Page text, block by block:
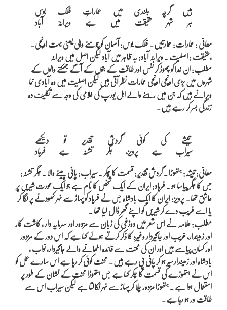
ہیں گرچہ بلندی میں عماراتِ فلک بوس
معانی : عمارات: عمارتیں ۔ فلک بوس: آسمان کو چومنے والی یعنی بہت اونچی ۔
حقیقت : اصلیت ۔ ویرانہ آباد: بہ ظاہر میں آباد لیکن اصل میں ویرانہ،
مطلب: ان خدا کو چھوڑ کر نفس اور طاقت کے بتوں کے آگے جھکنے والوں کے
شہروں میں بڑی اونچی اونچی عمارات نظر آتی ہیں لیکن اصلیت میں وہ آبادی نما
ویرانے ہیں کہ جن میں رہنے والے اہل یورپ کی غلامی کی وجہ سے تکلیف دہ
زندگی بسر کر رہے ہیں ۔
تیشے کی کوئی گردشِ تقدیر تو دیکھے
سیراب ہے پرویز، جگر تشنہ ہے فرہاد
معانی: تیشہ: ہتھوڑا ۔ گردش تقدیر: قسمت کا چکر ۔ سیراب: پانی پینے والا ۔ جگر تشنہ:
جس کا جگر پیاسا ہو ۔ فرہاد: ایران کے ایک شخص کا نام ہے جو ایک عورت شیریں پر
عاشق تھا ۔ پرویز: ایران کا ایک بادشاہ جس نے فرہاد کو پہاڑ سے نہر کھودنے پر لگا کر
یا اسے فریب دے کر شیریں کو اپنے گھر ڈال لیا تھا ۔
مطلب: علامہ نے اس شعر میں دوزخی کی زبان سے مزدور اور سرمایہ دار ، کاشت کار
اور زمیندار، غریب اور جاگیردار وغیرہ کا ذکر کرتے ہوئے کہا ہے کہ اس دور کے مزدور
اور کسان پیاسے ہیں اور ان کی محنت سے فائدہ اٹھانے والے جاگیردار، نواب ،
بادشاہ اور زمیندار سیر ہو کر پانی پی رہے ہیں ۔ محنت کوئی کر رہا ہے اس سارے عمل کو
اس نے ہتھوڑے کی قسمت کا چکر کہا ہے جس ہتھوڑا محنت کے نشان کے طور پر
استعمال ہوا ہے ۔ ہتھوڑا مزدور چلا کر پہاڑ سے نہر نکالتا ہے لیکن سیراب اس سے
طاقت ور ہو رہا ہے ۔